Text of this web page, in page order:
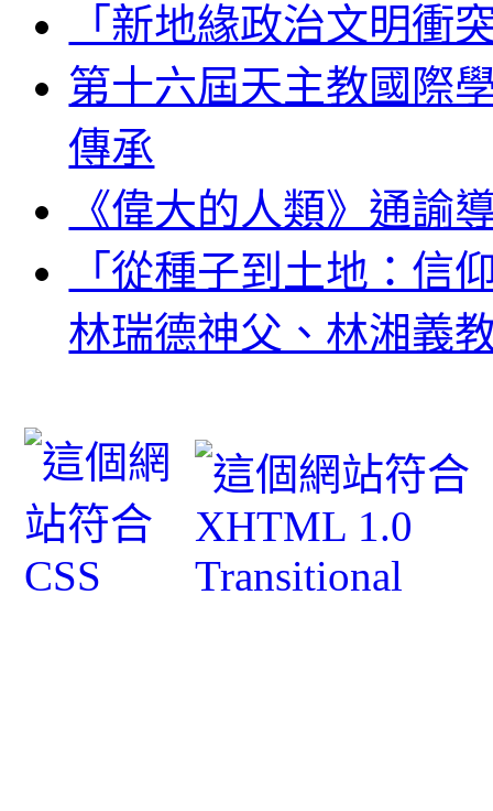
「新地緣政治文明衝
第十六屆天主教國際
傳承
《偉大的人類》通諭
「從種子到土地：信
林瑞德神父、林湘義